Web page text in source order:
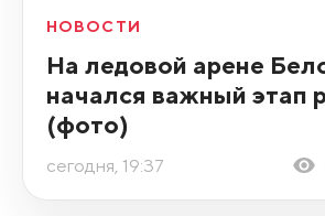
НОВОСТИ
На ледовой арене
начался важный этап
(фото)
сегодня, 19:37